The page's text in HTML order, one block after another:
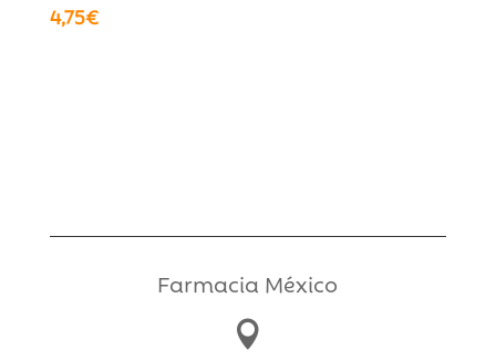
4,75€
Farmacia México
